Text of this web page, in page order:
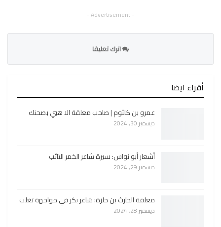
- Advertisement -
اترك تعليقا
أقراء ايضا
عمرو بن كلثوم | صاحب معلقة الا هبي بصحنك
ديسمبر 30, 2024
أشعار أبو نواس: سيرة شاعر الخمر التائب
ديسمبر 29, 2024
معلقة الحارث بن حلزة: شاعر بكر في مواجهة تغلب
ديسمبر 28, 2024